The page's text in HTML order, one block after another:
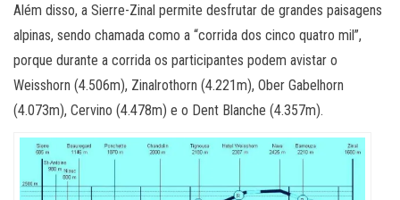
Além disso, a Sierre-Zinal permite desfrutar de grandes paisagens
alpinas, sendo chamada como a “corrida dos cinco quatro mil”,
porque durante a corrida os participantes podem avistar o
Weisshorn (4.506m), Zinalrothorn (4.221m), Ober Gabelhorn
(4.073m), Cervino (4.478m) e o Dent Blanche (4.357m).